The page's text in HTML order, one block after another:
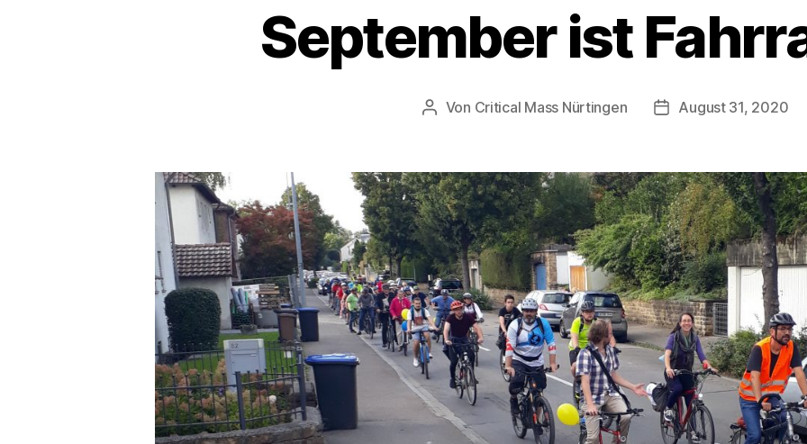
September ist
Beitragsautor
Von Critical Mass Nürtingen August 31, 2020